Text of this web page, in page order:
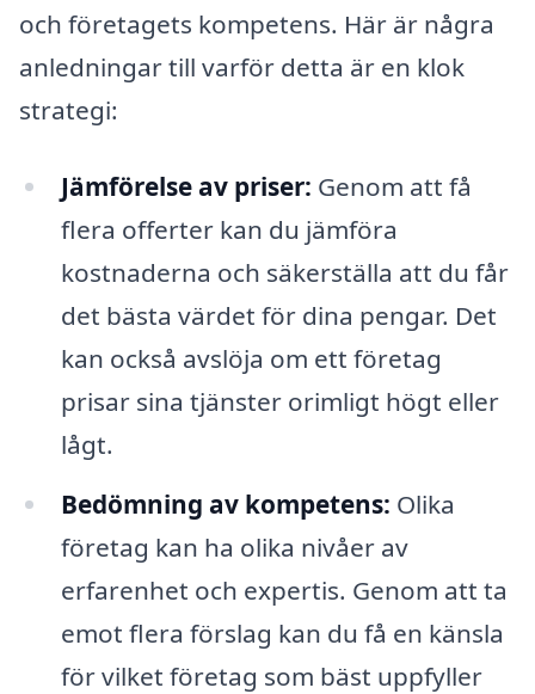
och företagets kompetens. Här är några
anledningar till varför detta är en klok
strategi:
Jämförelse av priser: Genom att få
flera offerter kan du jämföra
kostnaderna och säkerställa att du får
det bästa värdet för dina pengar. Det
kan också avslöja om ett företag
prisar sina tjänster orimligt högt eller
lågt.
Bedömning av kompetens: Olika
företag kan ha olika nivåer av
erfarenhet och expertis. Genom att ta
emot flera förslag kan du få en känsla
för vilket företag som bäst uppfyller